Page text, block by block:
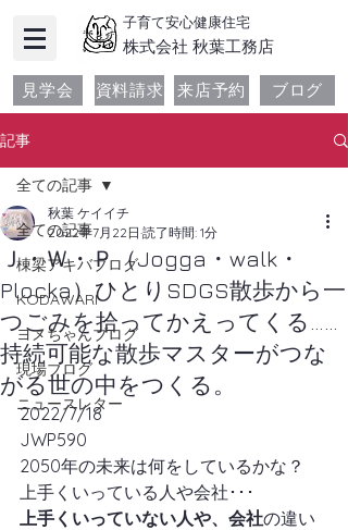
子育て安心健康住宅
​株式会社 秋葉工務店
見学会 資料請求 来店予約 ブログ
記事
全ての記事
棟梁アキバブログ
KODAWARI
ヨメちゃんブログ
現場ブログ
ニュースレター
全ての記事
Ｊ・Ｗ・Ｐ（Jogga・walk・
Plocka）ひとりSDGS散歩から一
つごみを拾ってかえってくる……
持続可能な散歩マスターがつな
がる世の中をつくる。
秋葉 ケイイチ
2022年7月22日 読了時間: 1分
2022/7/18
JWP590
2050年の未来は何をしているかな？
上手くいっている人や会社･･･
上手くいっていない人や、会社の違い